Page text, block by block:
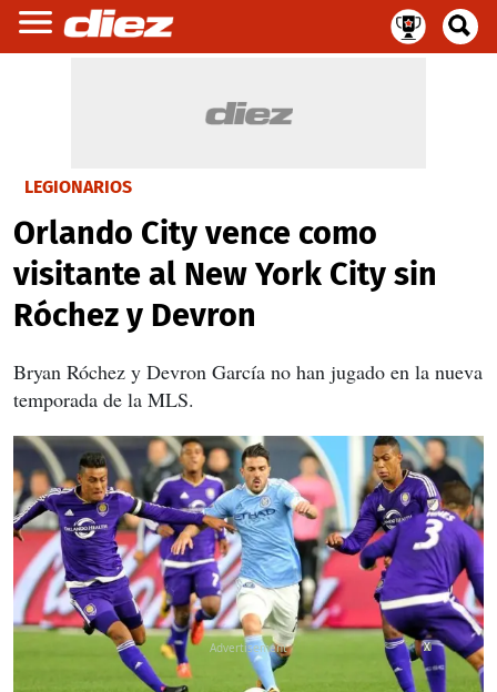
LEGIONARIOS
Orlando City vence como
visitante al New York City sin
Róchez y Devron
Bryan Róchez y Devron García no han jugado en la nueva
temporada de la MLS.
X